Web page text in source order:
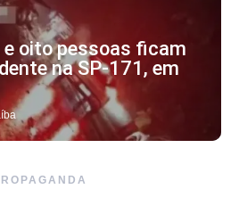
e oito pessoas ficam
na SP-171, em